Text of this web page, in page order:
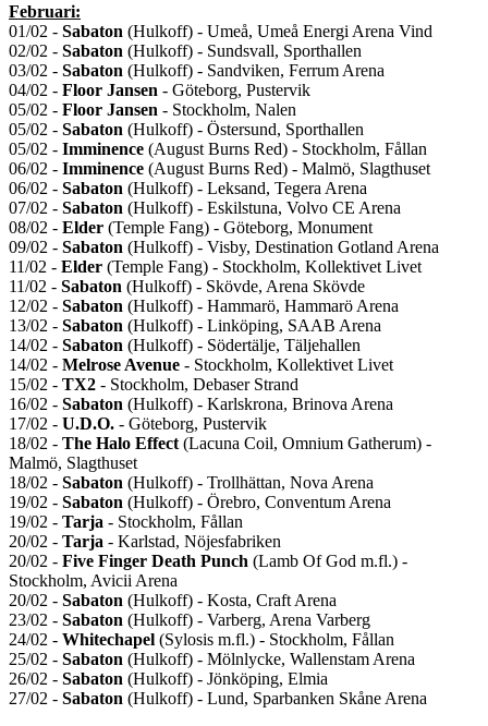
Februari:
01/02 - Sabaton (Hulkoff) - Umeå, Umeå Energi Arena Vind
02/02 - Sabaton (Hulkoff) - Sundsvall, Sporthallen
03/02 - Sabaton (Hulkoff) - Sandviken, Ferrum Arena
04/02 - Floor Jansen - Göteborg, Pustervik
05/02 - Floor Jansen - Stockholm, Nalen
05/02 - Sabaton (Hulkoff) - Östersund, Sporthallen
05/02 - Imminence (August Burns Red) - Stockholm, Fållan
06/02 - Imminence (August Burns Red) - Malmö, Slagthuset
06/02 - Sabaton (Hulkoff) - Leksand, Tegera Arena
07/02 - Sabaton (Hulkoff) - Eskilstuna, Volvo CE Arena
08/02 - Elder (Temple Fang) - Göteborg, Monument
09/02 - Sabaton (Hulkoff) - Visby, Destination Gotland Arena
11/02 - Elder (Temple Fang) - Stockholm, Kollektivet Livet
11/02 - Sabaton (Hulkoff) - Skövde, Arena Skövde
12/02 - Sabaton (Hulkoff) - Hammarö, Hammarö Arena
13/02 - Sabaton (Hulkoff) - Linköping, SAAB Arena
14/02 - Sabaton (Hulkoff) - Södertälje, Täljehallen
14/02 - Melrose Avenue - Stockholm, Kollektivet Livet
15/02 - TX2 - Stockholm, Debaser Strand
16/02 - Sabaton (Hulkoff) - Karlskrona, Brinova Arena
17/02 - U.D.O. - Göteborg, Pustervik
18/02 - The Halo Effect (Lacuna Coil, Omnium Gatherum) -
Malmö, Slagthuset
18/02 - Sabaton (Hulkoff) - Trollhättan, Nova Arena
19/02 - Sabaton (Hulkoff) - Örebro, Conventum Arena
19/02 - Tarja - Stockholm, Fållan
20/02 - Tarja - Karlstad, Nöjesfabriken
20/02 - Five Finger Death Punch (Lamb Of God m.fl.) -
Stockholm, Avicii Arena
20/02 - Sabaton (Hulkoff) - Kosta, Craft Arena
23/02 - Sabaton (Hulkoff) - Varberg, Arena Varberg
24/02 - Whitechapel (Sylosis m.fl.) - Stockholm, Fållan
25/02 - Sabaton (Hulkoff) - Mölnlycke, Wallenstam Arena
26/02 - Sabaton (Hulkoff) - Jönköping, Elmia
27/02 - Sabaton (Hulkoff) - Lund, Sparbanken Skåne Arena